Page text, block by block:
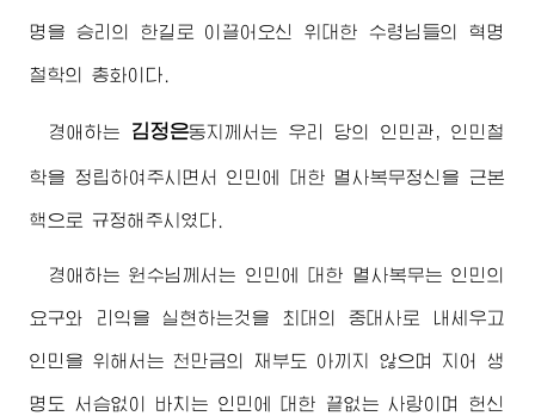
명을 승리의 한길로 이끌어오신위대한 수령님들의 혁명
철학의 총화이다.
경애하는 김정은동지 께서는 우리 당의 인민관, 인민철
학을 정립하여주시면서 인민에 대한 멸사복무정신을 근본
핵으로 규정해주시였다.
경애하는 원수님 께서는 인민에 대한 멸사복무는 인민의
요구와 리익을 실현하는것을 최대의 중대사로 내세우고
인민을 위해서는 천만금의 재부도 아끼지 않으며 지어 생
명도 서슴없이 바치는 인민에 대한 끝없는 사랑이며 헌신